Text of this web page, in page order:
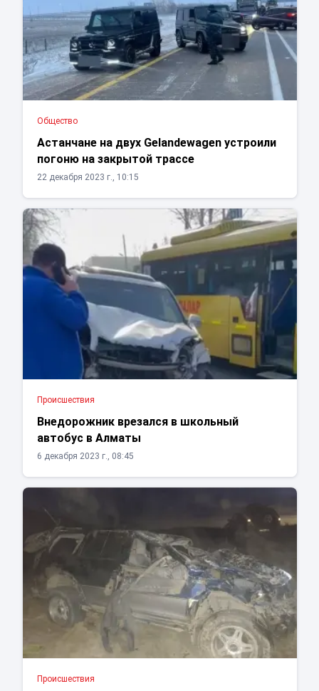
Общество
Астанчане на двух Gelandewagen устроили
погоню на закрытой трассе
22 декабря 2023 г., 10:15
Проиcшествия
Внедорожник врезался в школьный
автобус в Алматы
6 декабря 2023 г., 08:45
Проиcшествия